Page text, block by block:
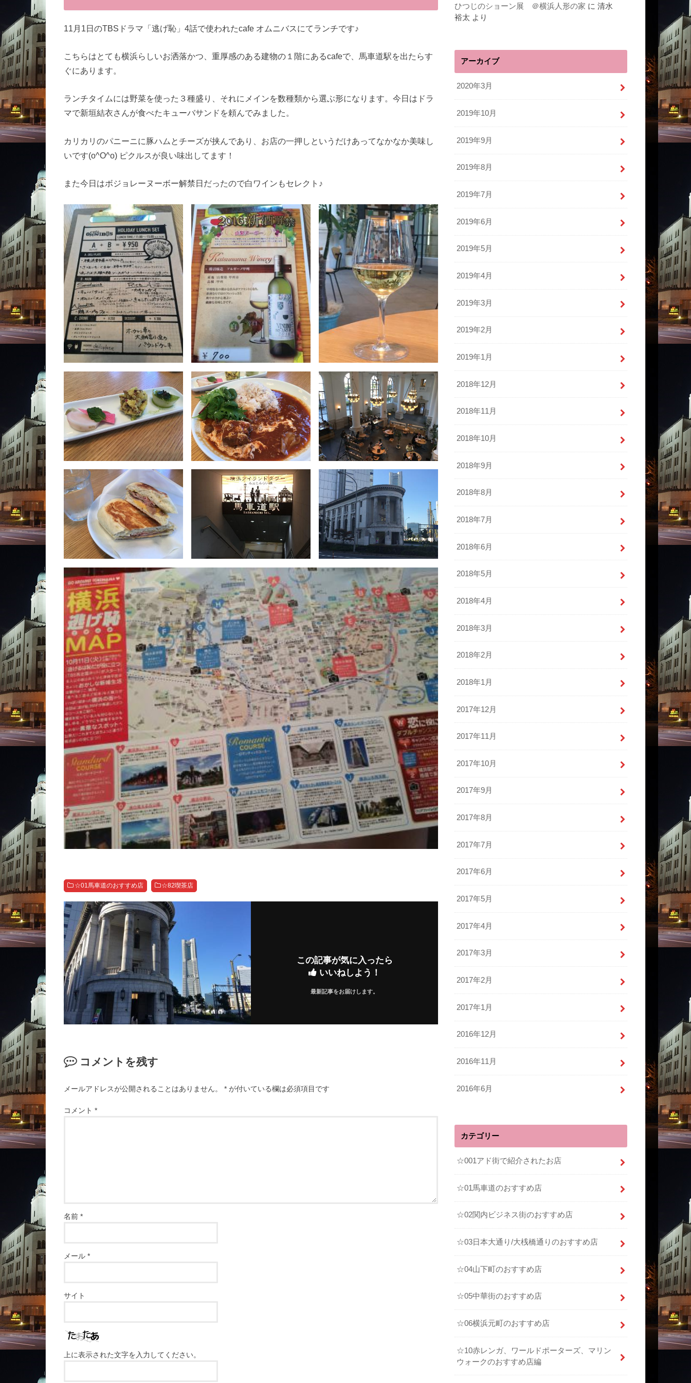
11月1日のTBSドラマ「逃げ恥」4話で使われたcafe オムニバスにてランチです♪
こちらはとても横浜らしいお洒落かつ、重厚感のある建物の１階にあるcafeで、馬車道駅を出たらす
ぐにあります。
ランチタイムには野菜を使った３種盛り、それにメインを数種類から選ぶ形になります。今日はドラ
マで新垣結衣さんが食べたキューバサンドを頼んでみました。
カリカリのパニーニに豚ハムとチーズが挟んであり、お店の一押しというだけあってなかなか美味し
いです(o^O^o) ピクルスが良い味出してます！
また今日はボジョレーヌーボー解禁日だったので白ワインもセレクト♪
☆01馬車道のおすすめ店 ☆82喫茶店
この記事が気に入ったら
いいねしよう！
最新記事をお届けします。
コメントを残す
メールアドレスが公開されることはありません。 * が付いている欄は必須項目です
コメント *
名前 *
メール *
サイト
上に表示された文字を入力してください。
ひつじのショーン展 ＠横浜人形の家 に 清水
裕太 より
アーカイブ
2020年3月
2019年10月
2019年9月
2019年8月
2019年7月
2019年6月
2019年5月
2019年4月
2019年3月
2019年2月
2019年1月
2018年12月
2018年11月
2018年10月
2018年9月
2018年8月
2018年7月
2018年6月
2018年5月
2018年4月
2018年3月
2018年2月
2018年1月
2017年12月
2017年11月
2017年10月
2017年9月
2017年8月
2017年7月
2017年6月
2017年5月
2017年4月
2017年3月
2017年2月
2017年1月
2016年12月
2016年11月
2016年6月
カテゴリー
☆001アド街で紹介されたお店
☆01馬車道のおすすめ店
☆02関内ビジネス街のおすすめ店
☆03日本大通り/大桟橋通りのおすすめ店
☆04山下町のおすすめ店
☆05中華街のおすすめ店
☆06横浜元町のおすすめ店
☆10赤レンガ、ワールドポーターズ、マリン
ウォークのおすすめ店編